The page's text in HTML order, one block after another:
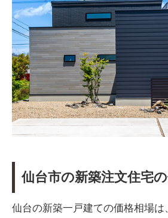
仙台市の新築注文住宅
仙台の新築一戸建ての価格相場は